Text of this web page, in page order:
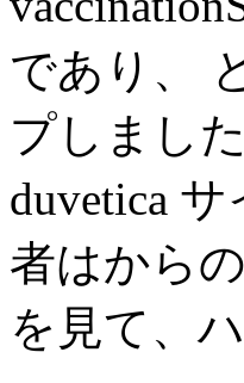
であり、
プしまし
duvetica
者はから
を見て、